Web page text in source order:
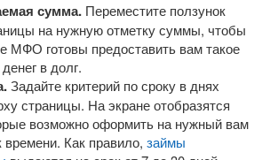
сумма. Переместите ползунок
на нужную отметку суммы, чтобы
МФО готовы предоставить вам такое
в долг.
Задайте критерий по сроку в днях
страницы. На экране отобразятся
возможно оформить на нужный вам
времени. Как правило, займы